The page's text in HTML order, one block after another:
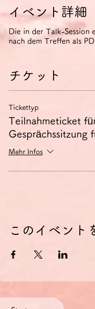
イベント詳細
Die in der Talk-Session
nach dem Treffen als
チケット
Tickettyp
Teilnahmeticket
Gesprächssitzung
Mehr Infos
このイベント